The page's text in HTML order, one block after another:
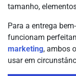
tamanho,
Para a entrega
funcionam
marketing, ambos
usar em